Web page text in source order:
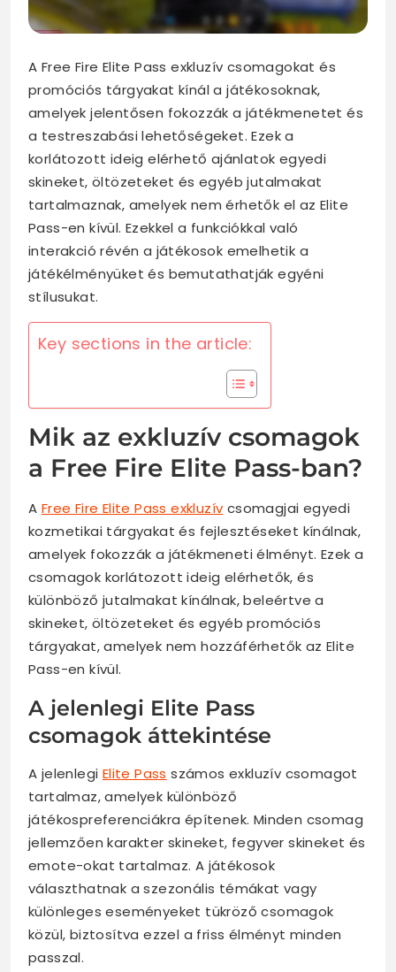
A Free Fire Elite Pass exkluzív csomagokat és
promóciós tárgyakat kínál a játékosoknak,
amelyek jelentősen fokozzák a játékmenetet és
a testreszabási lehetőségeket. Ezek a
korlátozott ideig elérhető ajánlatok egyedi
skineket, öltözeteket és egyéb jutalmakat
tartalmaznak, amelyek nem érhetők el az Elite
Pass-en kívül. Ezekkel a funkciókkal való
interakció révén a játékosok emelhetik a
játékélményüket és bemutathatják egyéni
stílusukat.
Key sections in the article:
Mik az exkluzív csomagok
a Free Fire Elite Pass-ban?
A Free Fire Elite Pass exkluzív csomagjai egyedi
kozmetikai tárgyakat és fejlesztéseket kínálnak,
amelyek fokozzák a játékmeneti élményt. Ezek a
csomagok korlátozott ideig elérhetők, és
különböző jutalmakat kínálnak, beleértve a
skineket, öltözeteket és egyéb promóciós
tárgyakat, amelyek nem hozzáférhetők az Elite
Pass-en kívül.
A jelenlegi Elite Pass
csomagok áttekintése
A jelenlegi Elite Pass számos exkluzív csomagot
tartalmaz, amelyek különböző
játékospreferenciákra építenek. Minden csomag
jellemzően karakter skineket, fegyver skineket és
emote-okat tartalmaz. A játékosok
választhatnak a szezonális témákat vagy
különleges eseményeket tükröző csomagok
közül, biztosítva ezzel a friss élményt minden
passzal.